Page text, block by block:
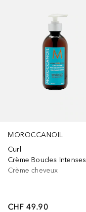
MOROCCANOIL
Curl
Crème Boucles Intenses
Crème cheveux
CHF 49.90